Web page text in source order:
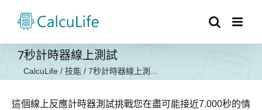
7秒計時器線上測試
CalcuLife / 技能 / 7秒計時器線上測...
這個線上反應計時器測試挑戰您在盡可能接近7.000秒的情